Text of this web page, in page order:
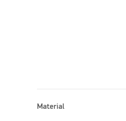
Material